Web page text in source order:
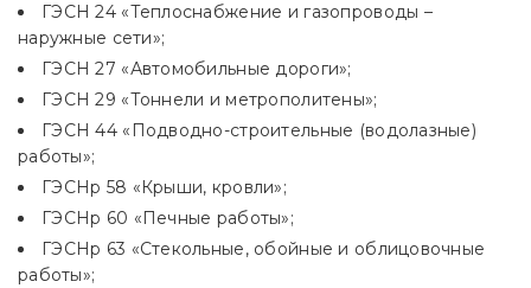
ГЭСН 24 «Теплоснабжение и газопроводы –
наружные сети»;
ГЭСН 27 «Автомобильные дороги»;
ГЭСН 29 «Тоннели и метрополитены»;
ГЭСН 44 «Подводно-строительные (водолазные)
работы»;
ГЭСНр 58 «Крыши, кровли»;
ГЭСНр 60 «Печные работы»;
ГЭСНр 63 «Стекольные, обойные и облицовочные
работы»;